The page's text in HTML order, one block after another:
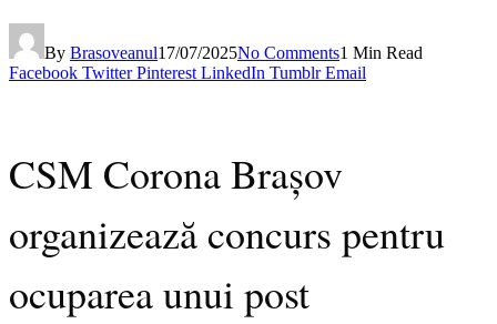
By Brasoveanul17/07/2025No Comments1 Min Read
Facebook Twitter Pinterest LinkedIn Tumblr Email
CSM Corona Brașov
organizează concurs pentru
ocuparea unui post